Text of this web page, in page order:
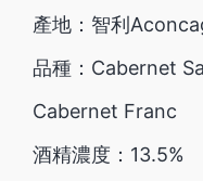
產地：智利
品種：Cabernet
Cabernet Franc
酒精濃度：13.5%